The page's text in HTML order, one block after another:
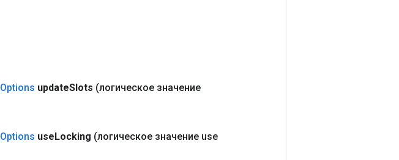
Options updateSlots (логическое значение
Options useLocking (логическое значение use